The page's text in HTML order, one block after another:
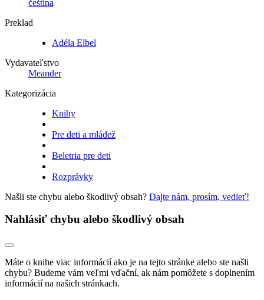
čeština
Preklad
Adéla Elbel
Vydavateľstvo
Meander
Kategorizácia
Knihy
Pre deti a mládež
Beletria pre deti
Rozprávky
Našli ste chybu alebo škodlivý obsah? Dajte nám, prosím, vedieť!
Nahlásiť chybu alebo škodlivý obsah
Máte o knihe viac informácií ako je na tejto stránke alebo ste našli
chybu? Budeme vám veľmi vďační, ak nám pomôžete s doplnením
informácií na našich stránkach.